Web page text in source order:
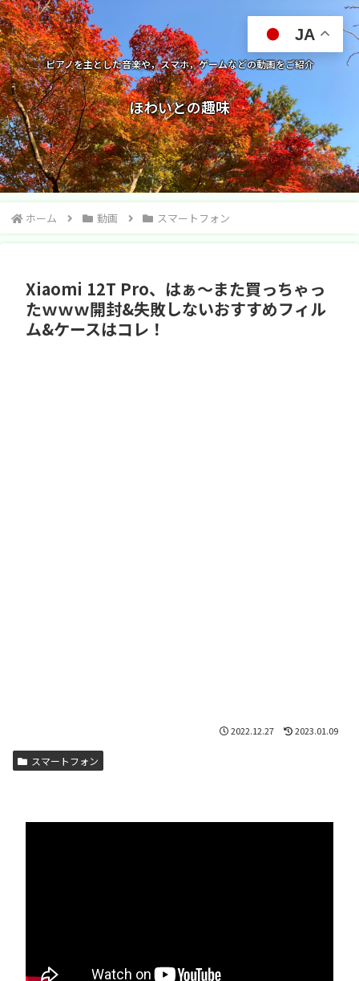
ピアノを主とした音楽や，スマホ，ゲームなどの動画をご紹介
ほわいとの趣味
ホーム 動画 スマートフォン
Xiaomi 12T Pro、はぁ〜また買っちゃっ
たｗｗｗ開封&失敗しないおすすめフィル
ム&ケースはコレ！
2022.12.27 2023.01.09
スマートフォン
JA